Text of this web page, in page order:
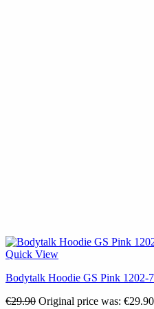
Quick View
Bodytalk Hoodie GS Pink 1202-
€29.90 Original price was: